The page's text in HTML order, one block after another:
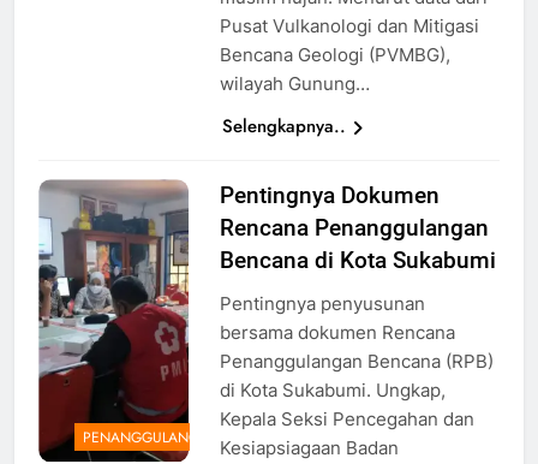
Pusat Vulkanologi dan Mitigasi
Bencana Geologi (PVMBG),
wilayah Gunung…
Selengkapnya..
PENANGGULANGAN
Pentingnya Dokumen
Rencana Penanggulangan
Bencana di Kota Sukabumi
Pentingnya penyusunan
bersama dokumen Rencana
Penanggulangan Bencana (RPB)
di Kota Sukabumi. Ungkap,
Kepala Seksi Pencegahan dan
Kesiapsiagaan Badan